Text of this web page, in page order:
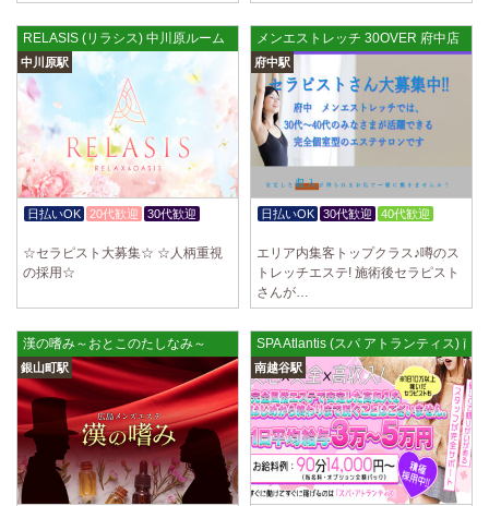
大人の隠れ家 恵比寿ルーム
初めまして、大人の隠れ家の女店長です。 当店では業界の闇である講習
時のセクハラを撲滅するために女店長または在籍セラピストが講…
2025/03/28
[渋谷駅]
大人の隠れ家 渋谷ルーム
初めまして、大人の隠れ家の女店長です。 当店では業界の闇である講習
時のセクハラを撲滅するために女店長または在籍セラピストが講…
aroma Angel
セラピストさんを大募集しております 完全歩合で50%〜60%以上！！ 掛
け持ちOK、完全個室待機など嬉しい高待遇が盛りだくさんです♪ …
2025/03/28[東海学園前駅]
デビルキャット
24時間営業！自由シフトで好きな時間に働ける 未経験者歓迎♪個室待機
でゆっくり自分の好きな事ができます♪ 可愛い制服もご用意して…
RELASIS (リラシス) 中川原ルーム
中川原駅
日払いOK 20代歓迎
30代歓迎
☆セラピスト大募集☆ ☆人柄重視
の採用☆
メンエストレッチ 30OVER 府中店
府中駅
日払いOK 30代歓迎
40代歓迎
エリア内集客トップクラス♪噂のス
トレッチエステ! 施術後セラピスト
さんが…
漢の嗜み～おとこのたしなみ～
銀山町駅
SPA Atlantis (スパ アトランティス) 南
南越谷駅